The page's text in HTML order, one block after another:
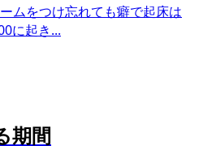
ムをつけ忘れても癖で起床は
に起き...
期間